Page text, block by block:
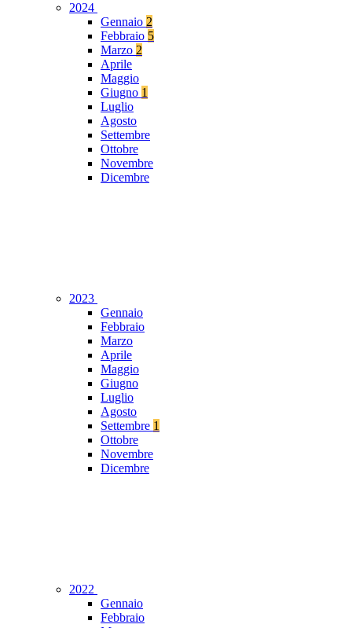
2024
Gennaio 2
Febbraio 5
Marzo 2
Aprile
Maggio
Giugno 1
Luglio
Agosto
Settembre
Ottobre
Novembre
Dicembre
2023
Gennaio
Febbraio
Marzo
Aprile
Maggio
Giugno
Luglio
Agosto
Settembre 1
Ottobre
Novembre
Dicembre
2022
Gennaio
Febbraio